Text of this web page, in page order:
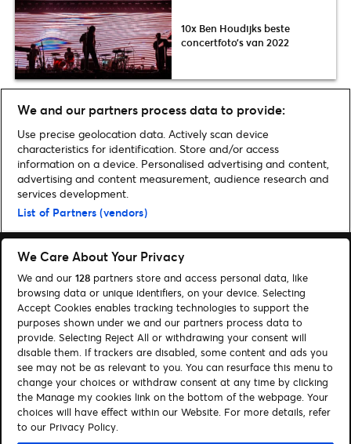
10x Ben Houdijks beste
concertfoto’s van 2022
feesten tussen de buien
Home Festival »
9 acts die we dit festivalseizoen EINDELIJK weer kunnen
zien
Zoeken
Cookies beheren
Contact
Privacy Policy
Cookiebeleid
Disclaimer
Volg ons
We and our partners process data to provide:
Use precise geolocation data. Actively scan device
characteristics for identification. Store and/or access
information on a device. Personalised advertising and content,
advertising and content measurement, audience research and
services development.
List of Partners (vendors)
We Care About Your Privacy
We and our 128 partners store and access personal data, like
browsing data or unique identifiers, on your device. Selecting
Accept Cookies enables tracking technologies to support the
purposes shown under we and our partners process data to
provide. Selecting Reject All or withdrawing your consent will
disable them. If trackers are disabled, some content and ads you
see may not be as relevant to you. You can resurface this menu to
change your choices or withdraw consent at any time by clicking
the Manage my cookies link on the bottom of the webpage. Your
choices will have effect within our Website. For more details, refer
to our Privacy Policy.